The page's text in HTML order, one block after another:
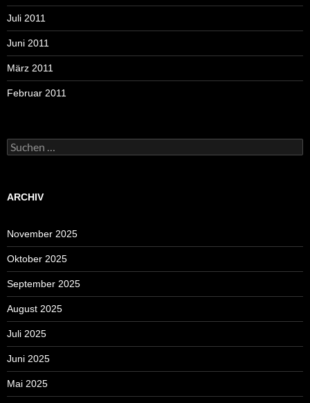
Juli 2011
Juni 2011
März 2011
Februar 2011
Suchen
nach:
ARCHIV
November 2025
Oktober 2025
September 2025
August 2025
Juli 2025
Juni 2025
Mai 2025